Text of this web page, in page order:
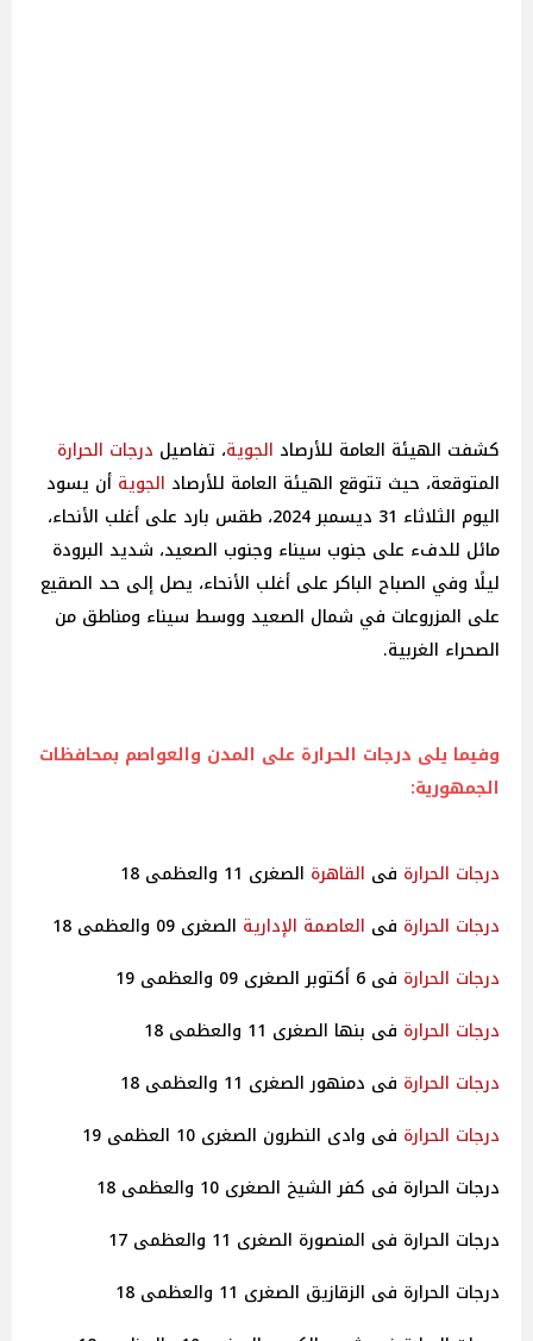
كشفت الهيئة العامة للأرصاد الجوية، تفاصيل درجات الحرارة
المتوقعة، حيث تتوقع الهيئة العامة للأرصاد الجوية أن يسود
اليوم الثلاثاء 31 ديسمبر 2024، طقس بارد على أغلب الأنحاء،
مائل للدفء على جنوب سيناء وجنوب الصعيد، شديد البرودة
ليلًا وفي الصباح الباكر على أغلب الأنحاء، يصل إلى حد الصقيع
على المزروعات في شمال الصعيد ووسط سيناء ومناطق من
الصحراء الغربية.
وفيما يلى درجات الحرارة على المدن والعواصم بمحافظات
الجمهورية:
درجات الحرارة فى القاهرة الصغرى 11 والعظمى 18
درجات الحرارة فى العاصمة الإدارية الصغرى 09 والعظمى 18
درجات الحرارة فى 6 أكتوبر الصغرى 09 والعظمى 19
درجات الحرارة فى بنها الصغرى 11 والعظمى 18
درجات الحرارة فى دمنهور الصغرى 11 والعظمى 18
درجات الحرارة فى وادى النطرون الصغرى 10 العظمى 19
درجات الحرارة فى كفر الشيخ الصغرى 10 والعظمى 18
درجات الحرارة فى المنصورة الصغرى 11 والعظمى 17
درجات الحرارة فى الزقازيق الصغرى 11 والعظمى 18